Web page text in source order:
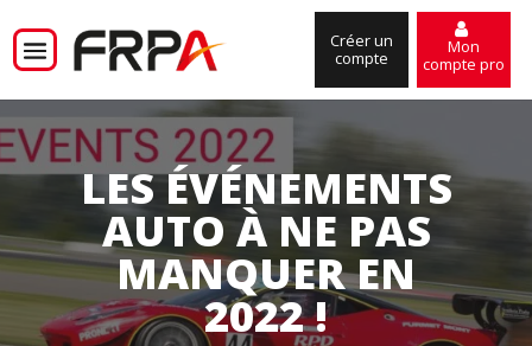
Créer un
compte
Mon
compte pro
LES ÉVÉNEMENTS
AUTO À NE PAS
MANQUER EN
2022 !